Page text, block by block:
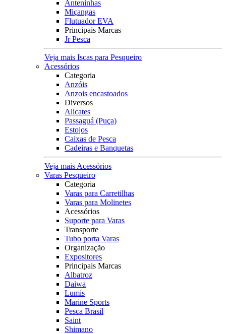
Anteninhas
Miçangas
Flutuador EVA
Principais Marcas
Jr Pesca
Veja mais Iscas para Pesqueiro
Acessórios
Categoria
Anzóis
Anzois encastoados
Diversos
Alicates
Passaguá (Puça)
Estojos
Caixas de Pesca
Cadeiras e Banquetas
Veja mais Acessórios
Varas Pesqueiro
Categoria
Varas para Carretilhas
Varas para Molinetes
Acessórios
Suporte para Varas
Transporte
Tubo porta Varas
Organização
Expositores
Principais Marcas
Albatroz
Daiwa
Lumis
Marine Sports
Pesca Brasil
Saint
Shimano